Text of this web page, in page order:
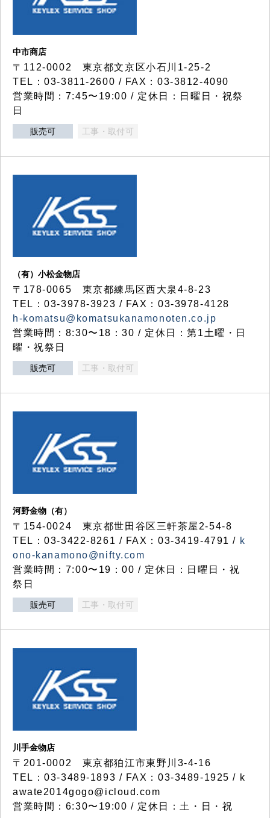
中市商店
〒112-0002 東京都文京区小石川1-25-2
TEL：03-3811-2600 / FAX：03-3812-4090
営業時間：7:45〜19:00 / 定休日：日曜日・祝祭
日
販売可 工事・取付可
（有）小松金物店
〒178-0065 東京都練馬区西大泉4-8-23
TEL：03-3978-3923 / FAX：03-3978-4128
h-komatsu@komatsukanamonoten.co.jp
営業時間：8:30〜18：30 / 定休日：第1土曜・日
曜・祝祭日
販売可 工事・取付可
河野金物（有）
〒154-0024 東京都世田谷区三軒茶屋2-54-8
TEL：03-3422-8261 / FAX：03-3419-4791 / k
ono-kanamono@nifty.com
営業時間：7:00〜19：00 / 定休日：日曜日・祝
祭日
販売可 工事・取付可
川手金物店
〒201-0002 東京都狛江市東野川3-4-16
TEL：03-3489-1893 / FAX：03-3489-1925 / k
awate2014gogo@icloud.com
営業時間：6:30〜19:00 / 定休日：土・日・祝